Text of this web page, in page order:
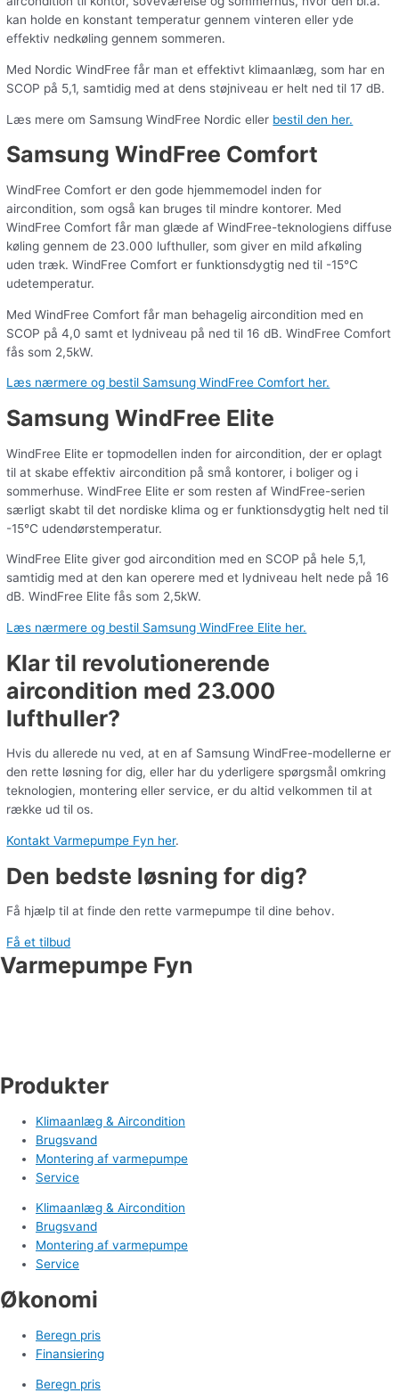
kan holde en konstant temperatur gennem vinteren eller yde
effektiv nedkøling gennem sommeren.
Med Nordic WindFree får man et effektivt klimaanlæg, som har en
SCOP på 5,1, samtidig med at dens støjniveau er helt ned til 17 dB.
Læs mere om Samsung WindFree Nordic eller bestil den her.
Samsung WindFree Comfort
WindFree Comfort er den gode hjemmemodel inden for
aircondition, som også kan bruges til mindre kontorer. Med
WindFree Comfort får man glæde af WindFree-teknologiens diffuse
køling gennem de 23.000 lufthuller, som giver en mild afkøling
uden træk. WindFree Comfort er funktionsdygtig ned til -15°C
udetemperatur.
Med WindFree Comfort får man behagelig aircondition med en
SCOP på 4,0 samt et lydniveau på ned til 16 dB. WindFree Comfort
fås som 2,5kW.
Læs nærmere og bestil Samsung WindFree Comfort her.
Samsung WindFree Elite
WindFree Elite er topmodellen inden for aircondition, der er oplagt
til at skabe effektiv aircondition på små kontorer, i boliger og i
sommerhuse. WindFree Elite er som resten af WindFree-serien
særligt skabt til det nordiske klima og er funktionsdygtig helt ned til
-15°C udendørstemperatur.
WindFree Elite giver god aircondition med en SCOP på hele 5,1,
samtidig med at den kan operere med et lydniveau helt nede på 16
dB. WindFree Elite fås som 2,5kW.
Læs nærmere og bestil Samsung WindFree Elite her.
Klar til revolutionerende
aircondition med 23.000
lufthuller?
Hvis du allerede nu ved, at en af Samsung WindFree-modellerne er
den rette løsning for dig, eller har du yderligere spørgsmål omkring
teknologien, montering eller service, er du altid velkommen til at
række ud til os.
Kontakt Varmepumpe Fyn her.
Den bedste løsning for dig?
Få hjælp til at finde den rette varmepumpe til dine behov.
Få et tilbud
Varmepumpe Fyn
Produkter
Klimaanlæg & Aircondition
Brugsvand
Montering af varmepumpe
Service
Klimaanlæg & Aircondition
Brugsvand
Montering af varmepumpe
Service
Økonomi
Beregn pris
Finansiering
Beregn pris